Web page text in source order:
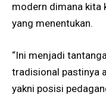
modern dimana kita
yang menentukan.
“Ini menjadi
tradisional pastinya
yakni posisi